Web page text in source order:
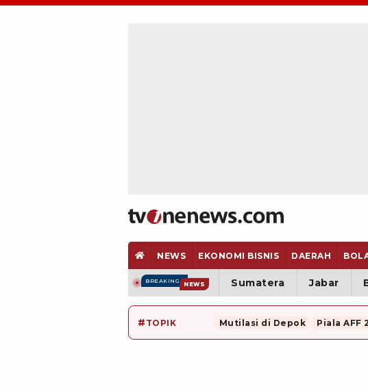
NEWS EKONOMI BISNIS DAERAH
BREAKING NEWS Sumatera Jabar
# TOPIK Mutilasi di Depok Piala AFF